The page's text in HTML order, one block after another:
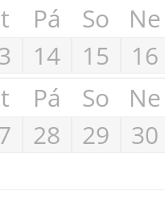
Pá So
Ne
14 15
16
Pá So
Ne
28 29 30